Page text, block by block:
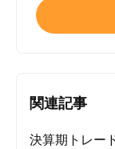
関連記事
決算期トレー